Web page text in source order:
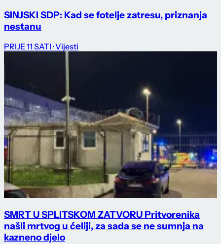
SINJSKI SDP: Kad se fotelje zatresu, priznanja
nestanu
PRIJE 11 SATI · Vijesti
SMRT U SPLITSKOM ZATVORU Pritvorenika
našli mrtvog u ćeliji, za sada se ne sumnja na
kazneno djelo